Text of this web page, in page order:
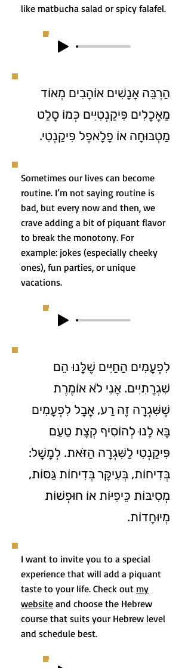
like matbucha salad or spicy falafel.
הַרְבֵּה אֲנָשִׁים אוֹהֲבִים מְאוֹד
מַאֲכָלִים פִּיקַנְטִיִּים כְּמוֹ סָלַט
מַטְבּוּחָה אוֹ פָלָאפֶל פִּיקַנְטִי.
Sometimes our lives can become
routine. I’m not saying routine is
bad, but every now and then, we
crave adding a bit of piquant flavor
to break the monotony. For
example: jokes (especially cheeky
ones), fun parties, or unique
vacations.
לִפְעָמִים הַחַיִּים שֶׁלָּנוּ הֵם
שִׁגְרָתִיִּים. אֲנִי לֹא אוֹמֶרֶת
שֶׁשִּׁגְרָה זֶה רַע, אֲבָל לִפְעָמִים
בָּא לָנוּ לְהוֹסִיף קְצָת טַעַם
פִּיקַנְטִי לַשִּׁגְרָה הַזֹּאת. לְמָשָׁל:
בְּדִיחוֹת, בְּעִיקָּר בְּדִיחוֹת גַּסּוֹת,
מְסִיבּוֹת כֵּיפִיּוֹת אוֹ חוּפְשׁוֹת
מְיוּחָדוֹת.
I want to invite you to a special
experience that will add a piquant
taste to your life. Check out my
website and choose the Hebrew
course that suits your Hebrew level
and schedule best.